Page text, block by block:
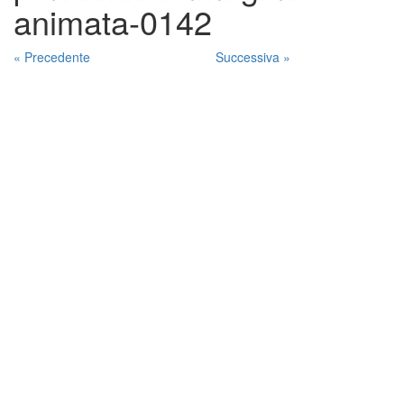
animata-0142
« Precedente Successiva »